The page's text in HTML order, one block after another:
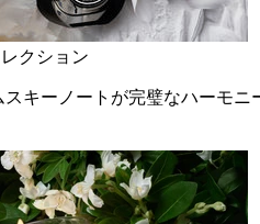
クション
キーノートが完璧なハーモニ